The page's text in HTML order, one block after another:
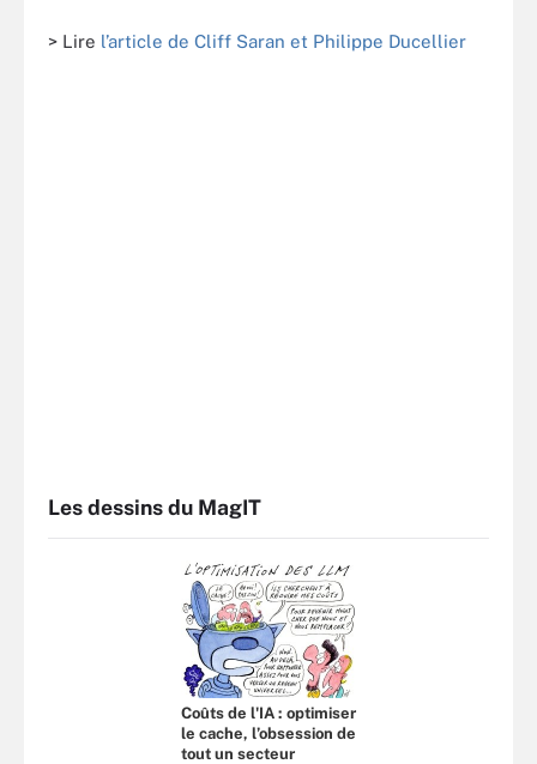
> Lire l’article de Cliff Saran et Philippe Ducellier
Les dessins du MagIT
Coûts de l'IA : optimiser
le cache, l’obsession de
tout un secteur